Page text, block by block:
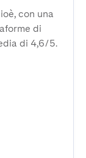
con una
di
di 4,6/5.